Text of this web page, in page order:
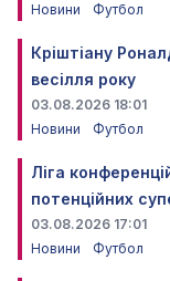
Новини
Футбол
Кріштіану
весілля року
03.08.2026 18:01
Новини
Футбол
Ліга
потенційних
03.08.2026 17:01
Новини
Футбол